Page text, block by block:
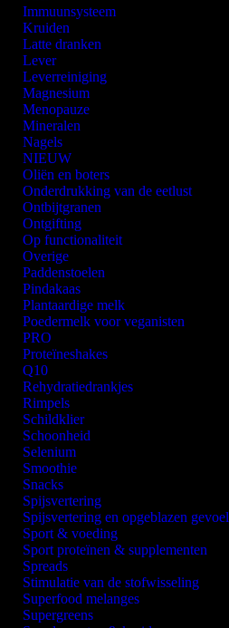
Immuunsysteem
Kruiden
Latte dranken
Lever
Leverreiniging
Magnesium
Menopauze
Mineralen
Nagels
NIEUW
Oliën en boters
Onderdrukking van de eetlust
Ontbijtgranen
Ontgifting
Op functionaliteit
Overige
Paddenstoelen
Pindakaas
Plantaardige melk
Poedermelk voor veganisten
PRO
Proteïneshakes
Q10
Rehydratiedrankjes
Rimpels
Schildklier
Schoonheid
Selenium
Smoothie
Snacks
Spijsvertering
Spijsvertering en opgeblazen gevoel
Sport & voeding
Sport proteïnen & supplementen
Spreads
Stimulatie van de stofwisseling
Superfood melanges
Supergreens